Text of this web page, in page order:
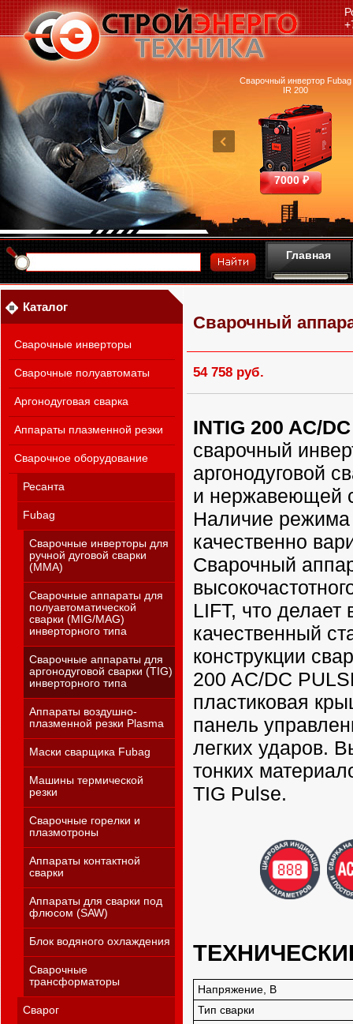
аппарат Ресанта
САИПА-200 ММА
25390 ₽
Машина термической резки
FUBAG INCUT10
460700 ₽
Сварочный инвертор Fubag
IR 200
7000 ₽
Главная
Каталог
Сварочные инверторы
Сварочные полуавтоматы
Аргонодуговая сварка
Аппараты плазменной резки
Сварочное оборудование
Ресанта
Fubag
Сварочные инверторы для
ручной дуговой сварки
(MMA)
Сварочные аппараты для
полуавтоматической
сварки (MIG/MAG)
инверторного типа
Сварочные аппараты для
аргонодуговой сварки (TIG)
инверторного типа
Аппараты воздушно-
плазменной резки Plasma
Маски сварщика Fubag
Машины термической
резки
Сварочные горелки и
плазмотроны
Аппараты контактной
сварки
Аппараты для сварки под
флюсом (SAW)
Блок водяного охлаждения
Сварочные
трансформаторы
Сварог
Сварочный
54 758 руб.
INTIG 200 AC/
сварочный
аргонодуговой
и нержавеющей
Наличие режима
качественно
Сварочный
LIFT, что
качественный
конструкции
200 AC/DC
пластиковая
панель
легких ударов.
тонких
TIG Pulse.
Напряжение, В
Тип сварки